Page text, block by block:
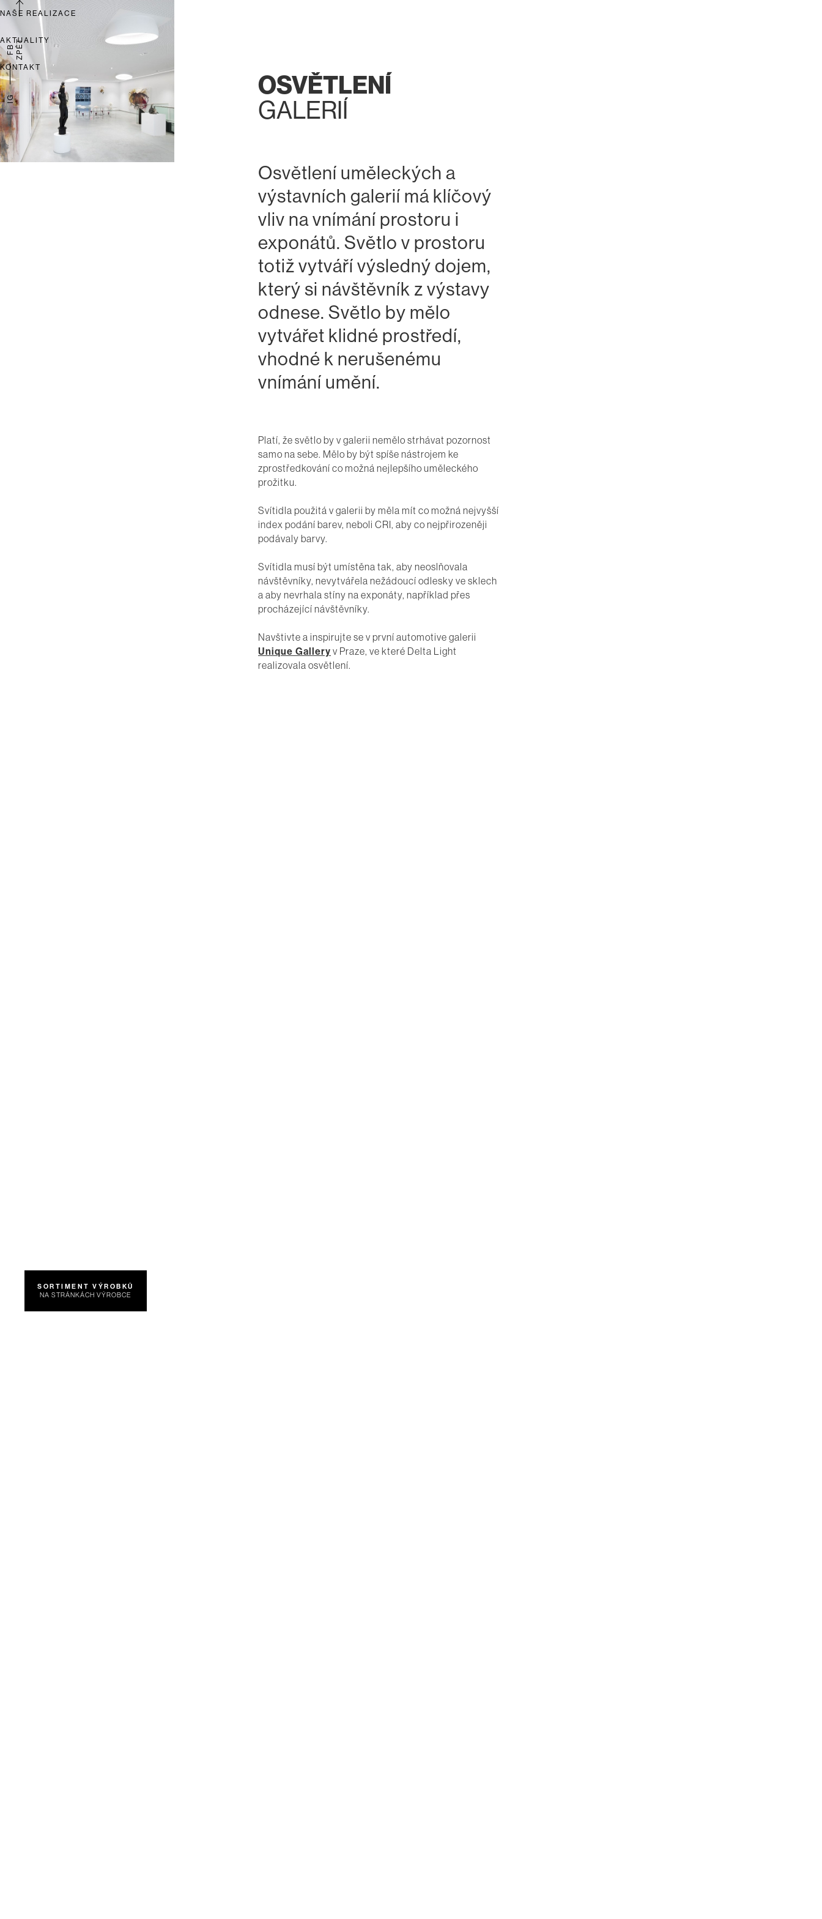
FB
IG
NAŠE REALIZACE
AKTUALITY
KONTAKT
SORTIMENT VÝROBKŮ
NA STRÁNKÁCH VÝROBCE
ZPĚT
OSVĚTLENÍ
GALERIÍ
Osvětlení uměleckých a
výstavních galerií má klíčový
vliv na vnímání prostoru i
exponátů. Světlo v prostoru
totiž vytváří výsledný dojem,
který si návštěvník z výstavy
odnese. Světlo by mělo
vytvářet klidné prostředí,
vhodné k nerušenému
vnímání umění.
Platí, že světlo by v galerii nemělo strhávat pozornost
samo na sebe. Mělo by být spíše nástrojem ke
zprostředkování co možná nejlepšího uměleckého
prožitku.
Svítidla použitá v galerii by měla mít co možná nejvyšší
index podání barev, neboli CRI, aby co nejpřirozeněji
podávaly barvy.
Svítidla musí být umístěna tak, aby neoslňovala
návštěvníky, nevytvářela nežádoucí odlesky ve sklech
a aby nevrhala stíny na exponáty, například přes
procházející návštěvníky.
Navštivte a inspirujte se v první automotive galerii
Unique Gallery v Praze, ve které Delta Light
realizovala osvětlení.